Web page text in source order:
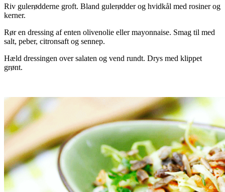
Riv gulerødderne groft. Bland gulerødder og hvidkål med rosiner og
kerner.
Rør en dressing af enten olivenolie eller mayonnaise. Smag til med
salt, peber, citronsaft og sennep.
Hæld dressingen over salaten og vend rundt. Drys med klippet
grønt.